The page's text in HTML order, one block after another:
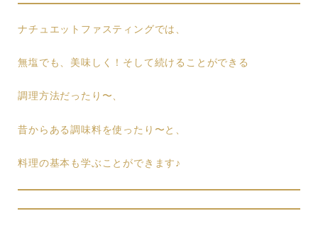
ナチュエットファスティングでは、
無塩でも、美味しく！そして続けることができる
調理方法だったり〜、
昔からある調味料を使ったり〜と、
料理の基本も学ぶことができます♪